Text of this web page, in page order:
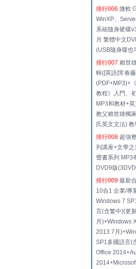
排行006 微軟
WinXP、
系統隨身硬碟
月 繁體中文
(USB隨身碟也
排行007 賴世
輯([英語]常春
(PDF+MP3)+
教程》入門、
MP3和教材+
教父賴世雄獨
氏英文文法)
排行008 超強
列講座+文學
聲書系列 MP3
DVD9版
排行009 最新
10合1 企業/專
Windows 7
言(含繁中)(更
月)+Windows
2013.7月
SP1多國語言(
Office